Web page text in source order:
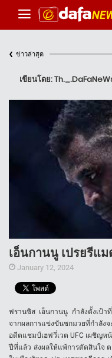
‹ ข่าวล่าสุด
เขียนโดย:
เอ็นกานนู เปรยรีแ
January 12, 2024
ฟรานซิส เอ็นกานนู กำลังตั้งเป้
จากผลการแข่งขันชกมวยที่กำลังจ
อดีตแชมป์เฮฟวี่เวต UFC เผชิญห
ปีที่แล้ว ส่งผลให้แพ้การตัดสินใจ